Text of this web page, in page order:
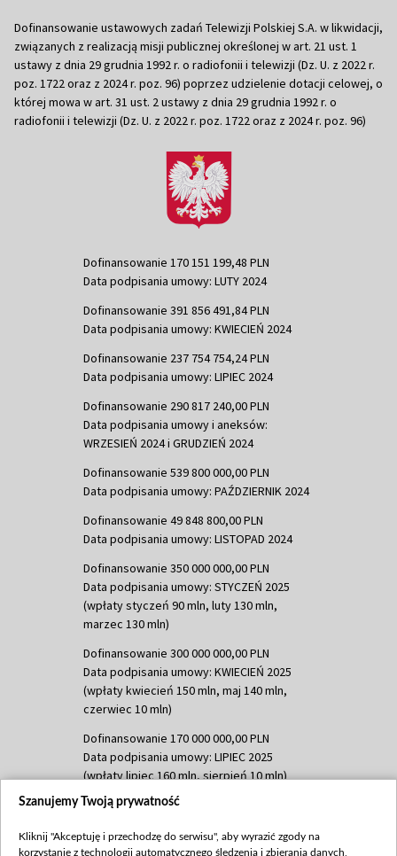
Dofinansowanie ustawowych zadań Telewizji Polskiej S.A. w likwidacji,
związanych z realizacją misji publicznej określonej w art. 21 ust. 1
ustawy z dnia 29 grudnia 1992 r. o radiofonii i telewizji (Dz. U. z 2022 r.
poz. 1722 oraz z 2024 r. poz. 96) poprzez udzielenie dotacji celowej, o
której mowa w art. 31 ust. 2 ustawy z dnia 29 grudnia 1992 r. o
radiofonii i telewizji (Dz. U. z 2022 r. poz. 1722 oraz z 2024 r. poz. 96)
Dofinansowanie 170 151 199,48 PLN
Data podpisania umowy: LUTY 2024
Dofinansowanie 391 856 491,84 PLN
Data podpisania umowy: KWIECIEŃ 2024
Dofinansowanie 237 754 754,24 PLN
Data podpisania umowy: LIPIEC 2024
Dofinansowanie 290 817 240,00 PLN
Data podpisania umowy i aneksów:
WRZESIEŃ 2024 i GRUDZIEŃ 2024
Dofinansowanie 539 800 000,00 PLN
Data podpisania umowy: PAŹDZIERNIK 2024
Dofinansowanie 49 848 800,00 PLN
Data podpisania umowy: LISTOPAD 2024
Dofinansowanie 350 000 000,00 PLN
Data podpisania umowy: STYCZEŃ 2025
(wpłaty styczeń 90 mln, luty 130 mln,
marzec 130 mln)
Dofinansowanie 300 000 000,00 PLN
Data podpisania umowy: KWIECIEŃ 2025
(wpłaty kwiecień 150 mln, maj 140 mln,
czerwiec 10 mln)
Dofinansowanie 170 000 000,00 PLN
Data podpisania umowy: LIPIEC 2025
(wpłaty lipiec 160 mln, sierpień 10 mln)
Dofinansowanie 60 000 000,00 PLN
(wpłata wrzesień 60 mln)
Szanujemy Twoją prywatność
Kliknij "Akceptuję i przechodzę do serwisu", aby wyrazić zgody na
korzystanie z technologii automatycznego śledzenia i zbierania danych,